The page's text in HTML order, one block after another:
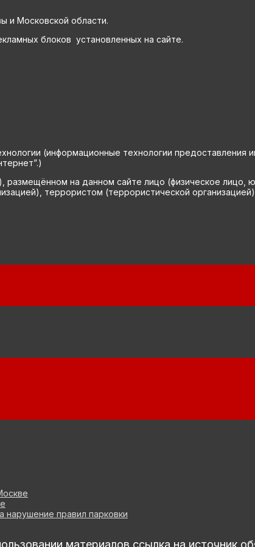
и Московской области.
блоков установленных на сайте.
(информационные технологии предоставления
размещённом на данном сайте лицо (физическое лицо,
террористом (террористической
правил парковки
материалов ссылка на источник